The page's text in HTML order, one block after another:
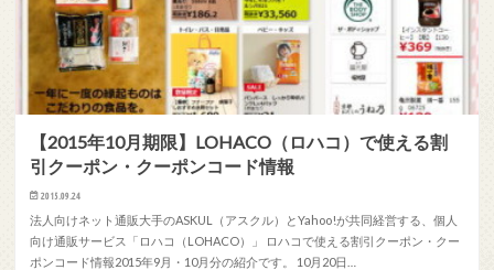
【2015年10月期限】LOHACO（ロハコ）で使える割
引クーポン・クーポンコード情報
2015.09.24
法人向けネット通販大手のASKUL（アスクル）とYahoo!が共同経営する、個人
向け通販サービス「ロハコ（LOHACO）」 ロハコで使える割引クーポン・クー
ポンコード情報2015年9月・10月分の紹介です。 10月20日…